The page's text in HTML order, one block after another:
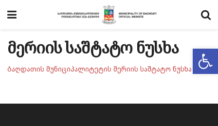
მერიის საშტატო ნუსხა
ბაღდათის მუნიციპალიტეტის მერიის საშტატო ნუსხა